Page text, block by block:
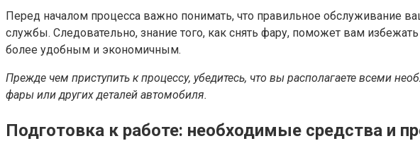
Перед началом процесса важно понимать, что правильное обслуживание
службы. Следовательно, знание того, как снять фару, поможет вам
более удобным и экономичным.
Прежде чем приступить к процессу, убедитесь, что вы располагаете всеми
фары или других деталей автомобиля.
Подготовка к работе: необходимые средства и